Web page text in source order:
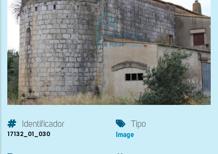
Identificador
17132_01_030
Tipo
Image